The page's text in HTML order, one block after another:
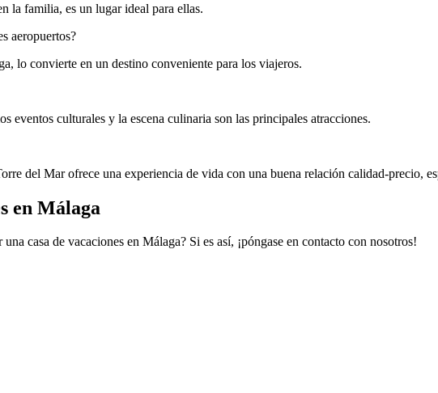
la familia, es un lugar ideal para ellas.
aeropuertos?
lo convierte en un destino conveniente para los viajeros.
eventos culturales y la escena culinaria son las principales atracciones.
del Mar ofrece una experiencia de vida con una buena relación calidad-precio,
en Málaga
casa de vacaciones en Málaga? Si es así, ¡póngase en contacto con nosotros!